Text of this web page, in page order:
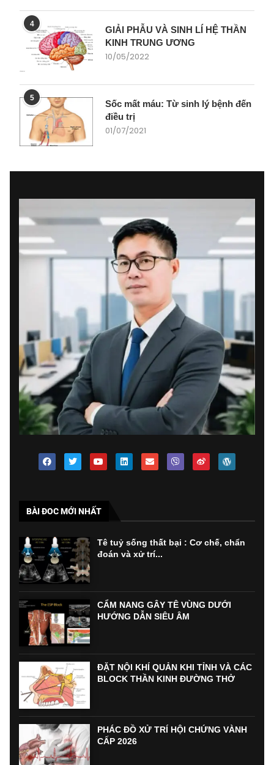
4
GIẢI PHẪU VÀ SINH LÍ HỆ THẦN
KINH TRUNG ƯƠNG
10/05/2022
5
Sốc mất máu: Từ sinh lý bệnh đến
điều trị
01/07/2021
BÀI ĐOC MỚI NHẤT
Tê tuỷ sống thất bại : Cơ chế, chẩn
đoán và xử trí...
CẨM NANG GÂY TÊ VÙNG DƯỚI
HƯỚNG DẪN SIÊU ÂM
ĐẶT NỘI KHÍ QUẢN KHI TỈNH VÀ CÁC
BLOCK THẦN KINH ĐƯỜNG THỞ
PHÁC ĐỒ XỬ TRÍ HỘI CHỨNG VÀNH
CẤP 2026